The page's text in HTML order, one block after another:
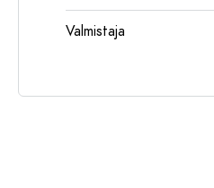
Valmistaja